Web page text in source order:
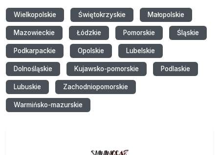
Wielkopolskie Świętokrzyskie Małopolskie
Mazowieckie Łódzkie Pomorskie Śląskie
Podkarpackie Opolskie Lubelskie
Dolnośląskie Kujawsko-pomorskie Podlaskie
Lubuskie Zachodniopomorskie
Warmińsko-mazurskie